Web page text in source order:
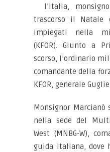
l’Italia,
trascorso il
impiegati nella
(KFOR). Giunto a
scorso, l’ordinario
comandante della
KFOR, generale
Monsignor Marcianò
nella sede del
West (MNBG-W),
guida italiana,